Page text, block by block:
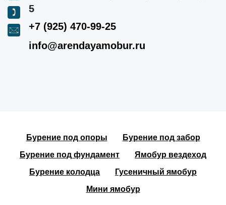
5
+7 (925) 470-99-25
info@arendayamobur.ru
Бурение под опоры
Бурение под забор
Бурение под фундамент
Ямобур вездеход
Бурение колодца
Гусеничный ямобур
Мини ямобур